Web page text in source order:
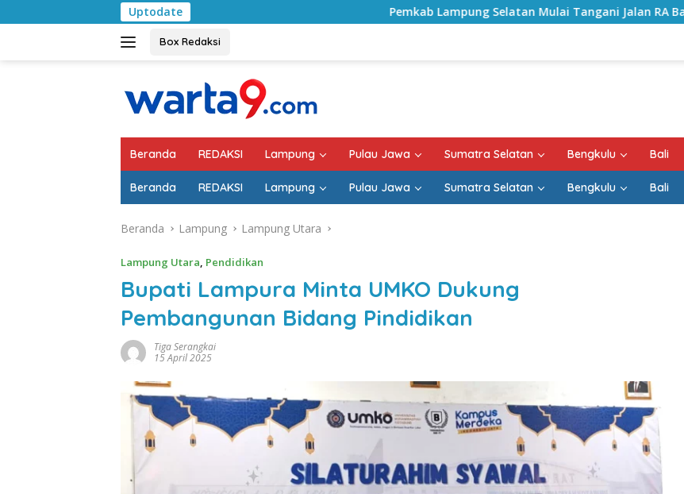
ke
Uptodate Pemkab Lampung Selatan Mulai Tangani Jalan RA Basyid, Kontrak Proyek
Box Redaksi
Beranda REDAKSI Lampung Pulau Jawa Sumatra Selatan Bengkulu Bali
Beranda REDAKSI Lampung Pulau Jawa Sumatra Selatan Bengkulu Bali
Beranda Lampung Lampung Utara
Lampung Utara, Pendidikan
Bupati Lampura Minta UMKO Dukung
Pembangunan Bidang Pindidikan
Tiga Serangkai
15 April 2025